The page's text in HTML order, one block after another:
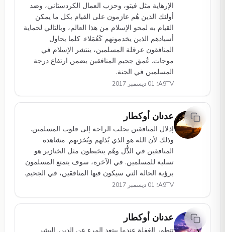
الإرهاية مثل فيتو، وحزب العمال الكردستاني، وضد
أولئك الذين هُم عازمون على القيام بكل ما يمكن
القيام به لمحو الإسلام من هذا العالم، وبالتالي لحماية
أسيادهم الذين يخدمونهم كَعُمَلاء. كلما يحاول
المنافقون عرقلة المسلمين، ينتشر الإسلام في
موجات. عُمق جحيم المنافقين يضمن ارتفاع درجة
المسلمين في الجنة.
A9TV؛ 01 ديسمبر 2017
عدنان أوكطار
إذلال المنافقين يجلب الراحة إلى قلوب المسلمين.
وذلك لأن الله هو الذي يُذلهم ويُخزيهم. مشاهدة
المنافقين في الذُّل وهُم يتخبطون مثل الخنازير هو
تسلية للمسلمين. في الآخرة، سوف يتمتع المسلمون
برؤية الحالة التي سيكون فيها المنافقين، في الجحيم.
A9TV؛ 01 ديسمبر 2017
عدنان أوكطار